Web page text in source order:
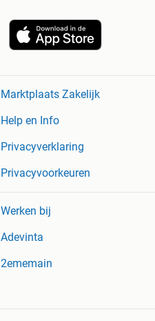
Marktplaats Zakelijk
Help en Info
Privacyverklaring
Privacyvoorkeuren
Werken bij
Adevinta
2ememain